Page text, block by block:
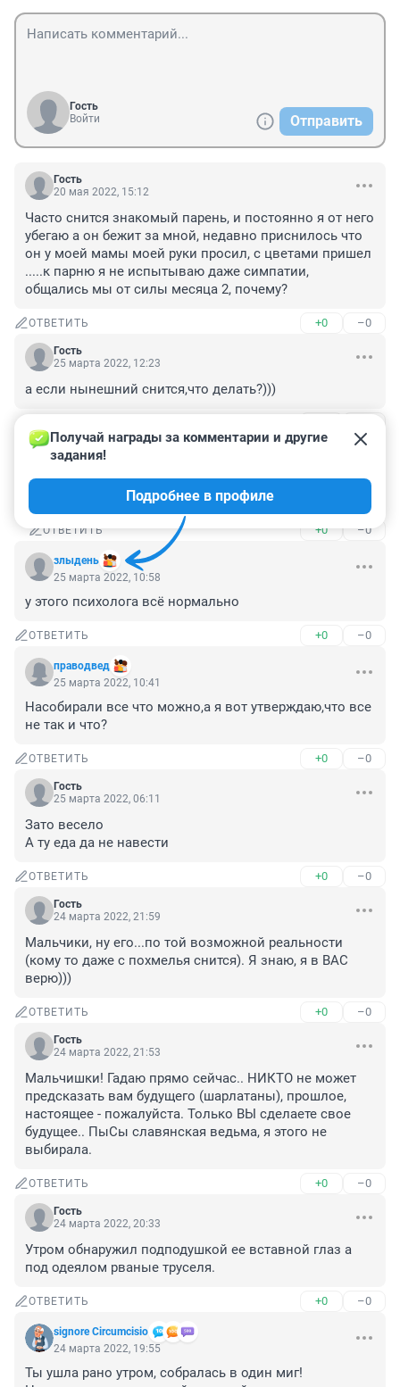
Гость
Войти
Отправить
Гость
20 мая 2022, 15:12
Часто снится знакомый парень, и постоянно я от него
убегаю а он бежит за мной, недавно приснилось что
он у моей мамы моей руки просил, с цветами пришел
.....к парню я не испытываю даже симпатии,
общались мы от силы месяца 2, почему?
ОТВЕТИТЬ +0 –0
Гость
25 марта 2022, 12:23
а если нынешний снится,что делать?)))
Гость
Бросить его и перечитать статью ))
ОТВЕТИТЬ +0 –0
злыдень
Получай награды за комментарии и другие
задания!
Подробнее в профиле
25 марта 2022, 10:58
у этого психолога всё нормально
ОТВЕТИТЬ +0 –0
праводвед
25 марта 2022, 10:41
Насобирали все что можно,а я вот утверждаю,что все
не так и что?
ОТВЕТИТЬ +0 –0
Гость
25 марта 2022, 06:11
Зато весело
А ту еда да не навести
ОТВЕТИТЬ +0 –0
Гость
24 марта 2022, 21:59
Мальчики, ну его...по той возможной реальности
(кому то даже с похмелья снится). Я знаю, я в ВАС
верю)))
ОТВЕТИТЬ +0 –0
Гость
24 марта 2022, 21:53
Мальчишки! Гадаю прямо сейчас.. НИКТО не может
предсказать вам будущего (шарлатаны), прошлое,
настоящее - пожалуйста. Только ВЫ сделаете свое
будущее.. ПыСы славянская ведьма, я этого не
выбирала.
ОТВЕТИТЬ +0 –0
Гость
24 марта 2022, 20:33
Утром обнаружил подподушкой ее вставной глаз а
под одеялом рваные труселя.
ОТВЕТИТЬ +0 –0
signore Сircumcisio
24 марта 2022, 19:55
Ты ушла рано утром, собралась в один миг!